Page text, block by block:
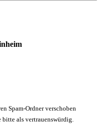
Spam-Ordner verschoben
bitte als vertrauenswürdig.